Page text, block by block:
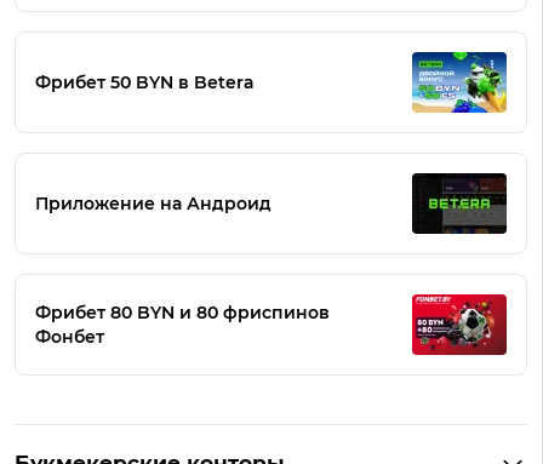
Фрибет 50 BYN в Betera
Приложение на Андроид
Фрибет 80 BYN и 80 фриспинов
Фонбет